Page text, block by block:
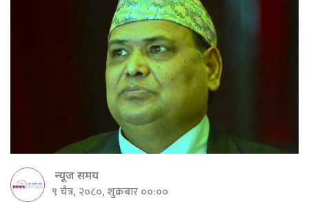
न्यूज समय
९ चैत्र, २०८०, शुक्रबार ००:००